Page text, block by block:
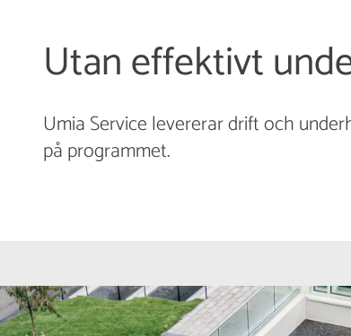
Utan effektivt
Umia Service levererar drift och
på programmet.